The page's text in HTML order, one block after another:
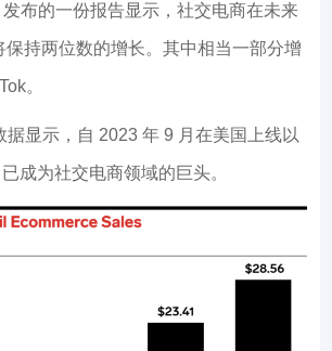
布的一份报告显示，社交电商在未来
保持两位数的增长。其中相当一部分增
。
据显示，自 2023 年 9 月在美国上线以
成为社交电商领域的巨头。